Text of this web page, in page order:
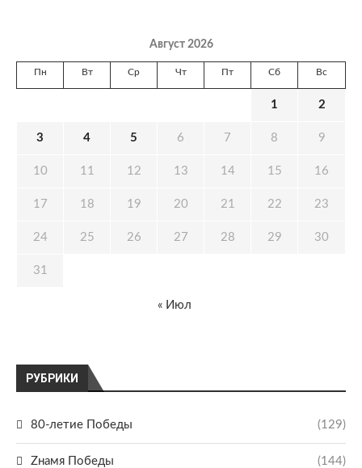
РУБРИКИ
80-летие Победы (129)
Zнамя Победы (144)
Август 2026
Пн Вт Ср Чт Пт Сб Вс
1 2
3 4 5 6 7 8 9
10 11 12 13 14 15 16
17 18 19 20 21 22 23
24 25 26 27 28 29 30
31
« Июл